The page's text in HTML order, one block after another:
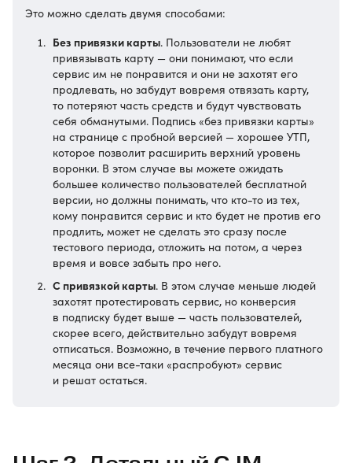
Это можно сделать двумя способами:
Без привязки карты. Пользователи не любят
привязывать карту — они понимают, что если
сервис им не понравится и они не захотят его
продлевать, но забудут вовремя отвязать карту,
то потеряют часть средств и будут чувствовать
себя обманутыми. Подпись «без привязки карты»
на странице с пробной версией — хорошее УТП,
которое позволит расширить верхний уровень
воронки. В этом случае вы можете ожидать
большее количество пользователей бесплатной
версии, но должны понимать, что кто-то из тех,
кому понравится сервис и кто будет не против его
продлить, может не сделать это сразу после
тестового периода, отложить на потом, а через
время и вовсе забыть про него.
С привязкой карты. В этом случае меньше людей
захотят протестировать сервис, но конверсия
в подписку будет выше — часть пользователей,
скорее всего, действительно забудут вовремя
отписаться. Возможно, в течение первого платного
месяца они все-таки «распробуют» сервис
и решат остаться.